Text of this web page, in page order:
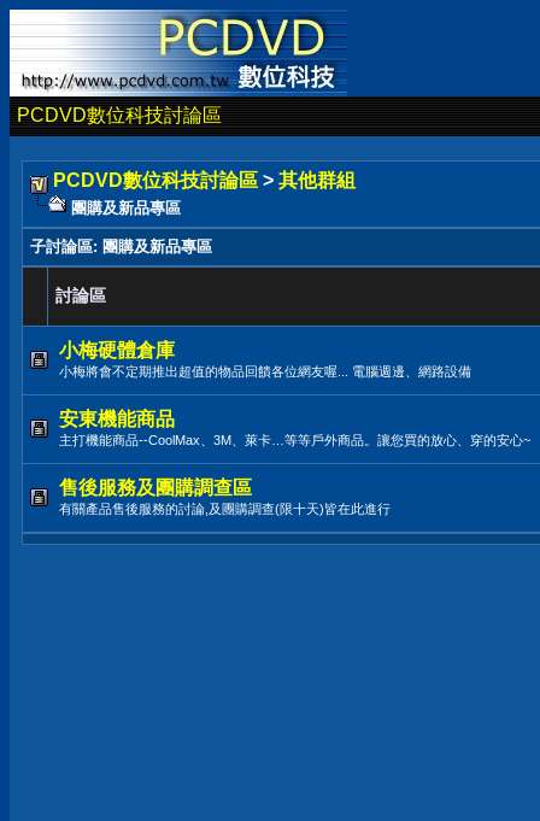
PCDVD數位科技討論區
PCDVD數位科技討論區 > 其他群組
團購及新品專區
子討論區: 團購及新品專區
討論區
小梅硬體倉庫
小梅將會不定期推出超值的物品回饋各位網友喔... 電腦週邊、網路設備
安東機能商品
主打機能商品--CoolMax、3M、萊卡…等等戶外商品。讓您買的放心、穿的安心~
售後服務及團購調查區
有關產品售後服務的討論,及團購調查(限十天)皆在此進行